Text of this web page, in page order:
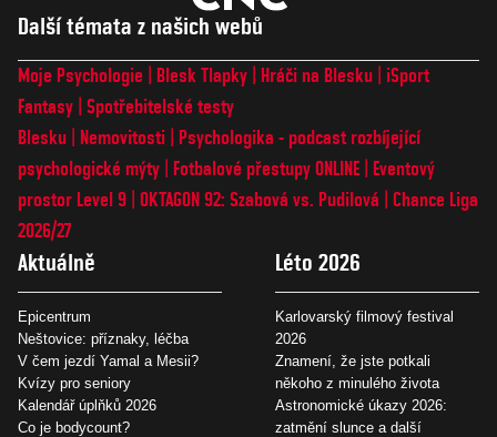
Další témata z našich webů
Moje Psychologie Blesk Tlapky Hráči na Blesku
iSport
Fantasy Spotřebitelské testy
Blesku
Nemovitosti
Psychologika - podcast rozbíjející
psychologické mýty
Fotbalové přestupy ONLINE
Eventový
prostor Level 9 OKTAGON 92: Szabová vs. Pudilová
Chance Liga
2026/27
Aktuálně
Epicentrum
Neštovice: příznaky, léčba
V čem jezdí Yamal a Mesii?
Kvízy pro seniory
Kalendář úplňků 2026
Co je bodycount?
Léto 2026
Karlovarský filmový festival
2026
Znamení, že jste potkali
někoho z minulého života
Astronomické úkazy 2026:
zatmění slunce a další